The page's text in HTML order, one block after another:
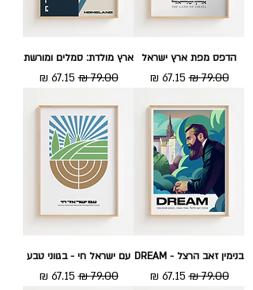
הדפס מפת ארץ ישראל
מחיר רגיל‏79.00 ‏₪ מחיר מבצע
ארץ מולדת: סמלים ומורשת
מחיר רגיל‏79.00 ‏₪ מחיר מבצע
בנימין זאב הרצל - DREAM
מחיר רגיל‏79.00 ‏₪ מחיר מבצע
עם ישראל חי - בגווני טבע
מחיר רגיל‏79.00 ‏₪ מחיר מבצע